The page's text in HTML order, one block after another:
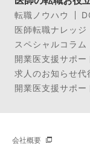
転職ノウハウ
医師転職ナレッジ
スペシャルコラム
開業医支援サポー
求人のお知らせ代
開業医支援サポ
会社概要